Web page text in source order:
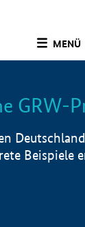
MENÜ
GRW-
Beispiele